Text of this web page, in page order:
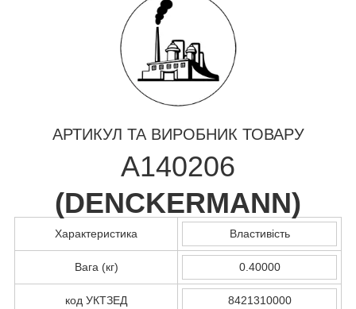
АРТИКУЛ ТА ВИРОБНИК ТОВАРУ
A140206
(DENCKERMANN)
Характеристика Властивість
Вага (кг) 0.40000
код УКТЗЕД 8421310000